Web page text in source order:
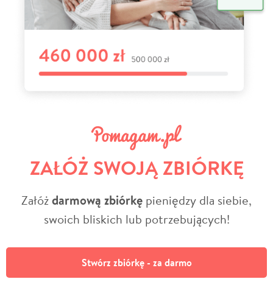
ZAŁÓŻ SWOJĄ ZBIÓRKĘ
Załóżdarmową zbiórkę pieniędzy dla siebie,
swoich bliskich lub potrzebujących!
Stwórz zbiórkę - za darmo